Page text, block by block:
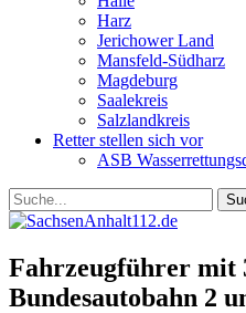
Harz
Jerichower Land
Mansfeld-Südharz
Magdeburg
Saalekreis
Salzlandkreis
Retter stellen sich vor
ASB
Fahrzeugführer mit
Bundesautobahn 2